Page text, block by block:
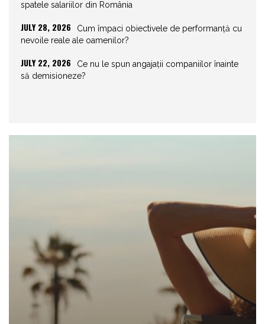
spatele salariilor din România
JULY 28, 2026
Cum împaci obiectivele de performanță cu
nevoile reale ale oamenilor?
JULY 22, 2026
Ce nu le spun angajații companiilor înainte
să demisioneze?